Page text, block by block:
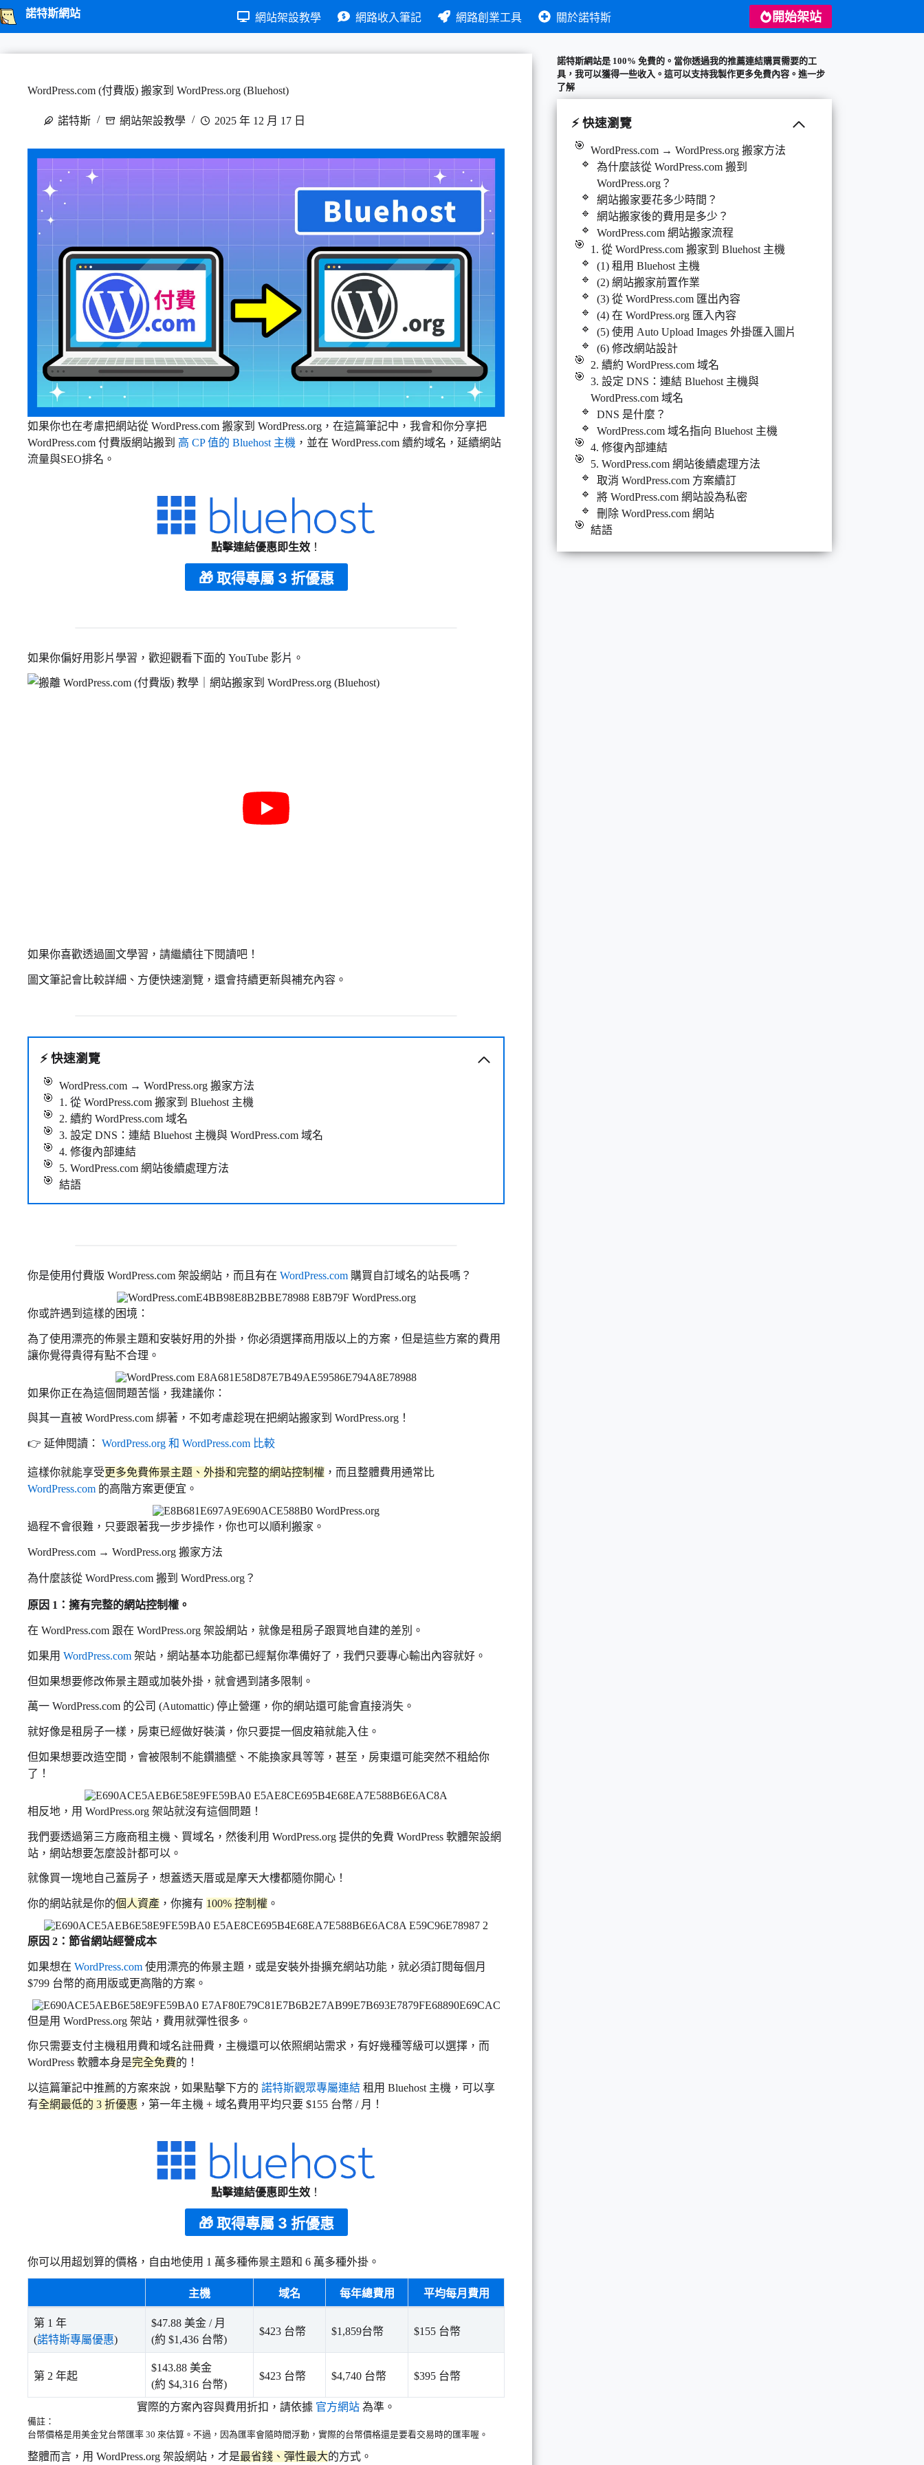
跳
至
諾特斯網站 網站架設教學 網路收入筆記 網路創業工具 關於諾特斯 開始架站
WordPress.com (付費版) 搬家到 WordPress.org (Bluehost)
諾特斯 網站架設教學 2025 年 12 月 17 日
如果你也在考慮把網站從 WordPress.com 搬家到 WordPress.org，在這篇筆記中，我會和你分享把
WordPress.com 付費版網站搬到 高 CP 值的 Bluehost 主機 ，並在 WordPress.com 續約域名，延續網站
流量與SEO排名。
點擊連結優惠即生效 ！
🎁 取得專屬 3 折優惠
如果你偏好用影片學習，歡迎觀看下面的 YouTube 影片。
如果你喜歡透過圖文學習，請繼續往下閱讀吧！
圖文筆記會比較詳細、方便快速瀏覽，還會持續更新與補充內容。
⚡快速瀏覽
WordPress.com → WordPress.org 搬家方法
1. 從 WordPress.com 搬家到 Bluehost 主機
2. 續約 WordPress.com 域名
3. 設定 DNS：連結 Bluehost 主機與 WordPress.com 域名
4. 修復內部連結
5. WordPress.com 網站後續處理方法
結語
你是使用付費版 WordPress.com 架設網站，而且有在 WordPress.com 購買自訂域名的站長嗎？
你或許遇到這樣的困境：
為了使用漂亮的佈景主題和安裝好用的外掛，你必須選擇商用版以上的方案，但是這些方案的費用
讓你覺得貴得有點不合理。
如果你正在為這個問題苦惱，我建議你：
與其一直被 WordPress.com 綁著，不如考慮趁現在把網站搬家到 WordPress.org！
👉 延伸閱讀： WordPress.org 和 WordPress.com 比較
這樣你就能享受更多免費佈景主題、外掛和完整的網站控制權 ，而且整體費用通常比
WordPress.com 的高階方案更便宜。
過程不會很難，只要跟著我一步步操作，你也可以順利搬家。
WordPress.com → WordPress.org 搬家方法
為什麼該從 WordPress.com 搬到 WordPress.org？
原因 1：擁有完整的網站控制權。
在 WordPress.com 跟在 WordPress.org 架設網站，就像是租房子跟買地自建的差別。
如果用 WordPress.com 架站，網站基本功能都已經幫你準備好了，我們只要專心輸出內容就好。
但如果想要修改佈景主題或加裝外掛，就會遇到諸多限制。
萬一 WordPress.com 的公司 (Automattic) 停止營運，你的網站還可能會直接消失。
就好像是租房子一樣，房東已經做好裝潢，你只要提一個皮箱就能入住。
但如果想要改造空間，會被限制不能鑽牆壁、不能換家具等等，甚至，房東還可能突然不租給你
了！
相反地，用 WordPress.org 架站就沒有這個問題！
我們要透過第三方廠商租主機、買域名，然後利用 WordPress.org 提供的免費 WordPress 軟體架設網
站，網站想要怎麼設計都可以。
就像買一塊地自己蓋房子，想蓋透天厝或是摩天大樓都隨你開心！
你的網站就是你的個人資產 ，你擁有 100% 控制權 。
原因 2：節省網站經營成本
如果想在 WordPress.com 使用漂亮的佈景主題，或是安裝外掛擴充網站功能，就必須訂閱每個月
$799 台幣的商用版或更高階的方案。
但是用 WordPress.org 架站，費用就彈性很多。
你只需要支付主機租用費和域名註冊費，主機還可以依照網站需求，有好幾種等級可以選擇，而
WordPress 軟體本身是完全免費的！
以這篇筆記中推薦的方案來說，如果點擊下方的 諾特斯觀眾專屬連結 租用 Bluehost 主機，可以享
有全網最低的 3 折優惠 ，第一年主機 + 域名費用平均只要 $155 台幣 / 月！
點擊連結優惠即生效 ！
🎁 取得專屬 3 折優惠
你可以用超划算的價格，自由地使用 1 萬多種佈景主題和 6 萬多種外掛。
主機 域名 每年總費用 平均每月費用
第 1 年
(諾特斯專屬優惠)
$47.88 美金 / 月
(約 $1,436 台幣)
$423 台幣 $1,859台幣 $155 台幣
第 2 年起
$143.88 美金
(約 $4,316 台幣)
$423 台幣 $4,740 台幣 $395 台幣
實際的方案內容與費用折扣，請依據 官方網站 為準。
備註：
台幣價格是用美金兌台幣匯率 30 來估算。不過，因為匯率會隨時間浮動，實際的台幣價格還是要看交易時的匯率喔。
整體而言，用 WordPress.org 架設網站，才是最省錢、彈性最大的方式。
諾特斯網站是 100% 免費的。當你透過我的推薦連結購買需要的工
具，我可以獲得一些收入。這可以支持我製作更多免費內容。進一步
了解
⚡ 快速瀏覽
WordPress.com → WordPress.org 搬家方法
為什麼該從 WordPress.com 搬到
WordPress.org？
網站搬家要花多少時間？
網站搬家後的費用是多少？
WordPress.com 網站搬家流程
1. 從 WordPress.com 搬家到 Bluehost 主機
(1) 租用 Bluehost 主機
(2) 網站搬家前置作業
(3) 從 WordPress.com 匯出內容
(4) 在 WordPress.org 匯入內容
(5) 使用 Auto Upload Images 外掛匯入圖片
(6) 修改網站設計
2. 續約 WordPress.com 域名
3. 設定 DNS：連結 Bluehost 主機與
WordPress.com 域名
DNS 是什麼？
WordPress.com 域名指向 Bluehost 主機
4. 修復內部連結
5. WordPress.com 網站後續處理方法
取消 WordPress.com 方案續訂
將 WordPress.com 網站設為私密
刪除 WordPress.com 網站
結語